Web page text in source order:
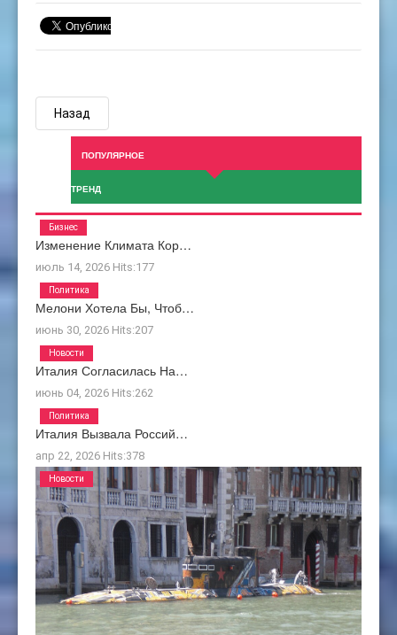
Назад
ПОПУЛЯРНОЕ
ТРЕНД
Изменение Климата Кор…
июль 14, 2026 Hits:177
Бизнес
Мелони Хотела Бы, Чтоб…
июнь 30, 2026 Hits:207
Политика
Италия Согласилась На…
июнь 04, 2026 Hits:262
Новости
Италия Вызвала Россий…
апр 22, 2026 Hits:378
Политика
Новости